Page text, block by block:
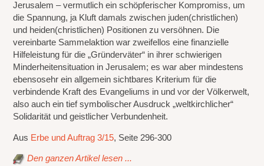
Jerusalem – vermutlich ein schöpferischer Kompromiss, um
die Spannung, ja Kluft damals zwischen juden(christlichen)
und heiden(christlichen) Positionen zu versöhnen. Die
vereinbarte Sammelaktion war zweifellos eine finanzielle
Hilfeleistung für die „Gründerväter“ in ihrer schwierigen
Minderheitensituation in Jerusalem; es war aber mindestens
ebensosehr ein allgemein sichtbares Kriterium für die
verbindende Kraft des Evangeliums in und vor der Völkerwelt,
also auch ein tief symbolischer Ausdruck „weltkirchlicher“
Solidarität und geistlicher Verbundenheit.
Aus Erbe und Auftrag 3/15, Seite 296-300
Den ganzen Artikel lesen ...